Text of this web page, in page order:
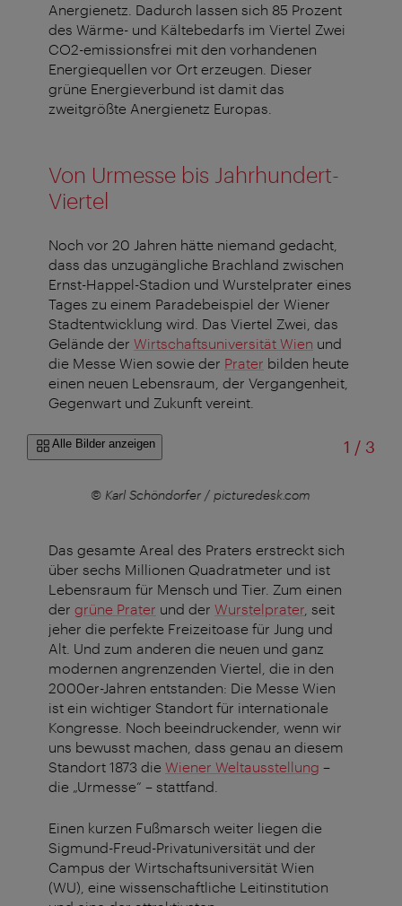
Anergienetz. Dadurch lassen sich 85 Prozent
des Wärme- und Kältebedarfs im Viertel Zwei
CO2-emissionsfrei mit den vorhandenen
Energiequellen vor Ort erzeugen. Dieser
grüne Energieverbund ist damit das
zweitgrößte Anergienetz Europas.
Von Urmesse bis Jahrhundert-
Viertel
Noch vor 20 Jahren hätte niemand gedacht,
dass das unzugängliche Brachland zwischen
Ernst-Happel-Stadion und Wurstelprater eines
Tages zu einem Paradebeispiel der Wiener
Stadtentwicklung wird. Das Viertel Zwei, das
Gelände der Wirtschaftsuniversität Wien und
die Messe Wien sowie der Prater bilden heute
einen neuen Lebensraum, der Vergangenheit,
Gegenwart und Zukunft vereint.
Alle Bilder anzeigen 1 /von
3
© Karl Schöndorfer / picturedesk.com
Das gesamte Areal des Praters erstreckt sich
über sechs Millionen Quadratmeter und ist
Lebensraum für Mensch und Tier. Zum einen
der grüne Prater und der Wurstelprater , seit
jeher die perfekte Freizeitoase für Jung und
Alt. Und zum anderen die neuen und ganz
modernen angrenzenden Viertel, die in den
2000er-Jahren entstanden: Die Messe Wien
ist ein wichtiger Standort für internationale
Kongresse. Noch beeindruckender, wenn wir
uns bewusst machen, dass genau an diesem
Standort 1873 die Wiener Weltausstellung –
die „Urmesse“ – stattfand.
Einen kurzen Fußmarsch weiter liegen die
Sigmund-Freud-Privatuniversität und der
Campus der Wirtschaftsuniversität Wien
(WU), eine wissenschaftliche Leitinstitution